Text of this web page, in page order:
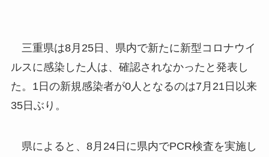
三重県は8月25日、県内で新たに新型コロナウイ
ルスに感染した人は、確認されなかったと発表し
た。1日の新規感染者が0人となるのは7月21日以来
35日ぶり。
県によると、8月24日に県内でPCR検査を実施し